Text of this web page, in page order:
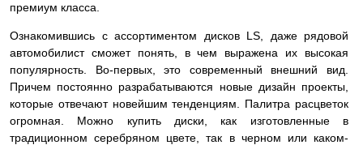
премиум класса.
Ознакомившись с ассортиментом дисков LS, даже рядовой
автомобилист сможет понять, в чем выражена их высокая
популярность. Во-первых, это современный внешний вид.
Причем постоянно разрабатываются новые дизайн проекты,
которые отвечают новейшим тенденциям. Палитра расцветок
огромная. Можно купить диски, как изготовленные в
традиционном серебряном цвете, так в черном или каком-